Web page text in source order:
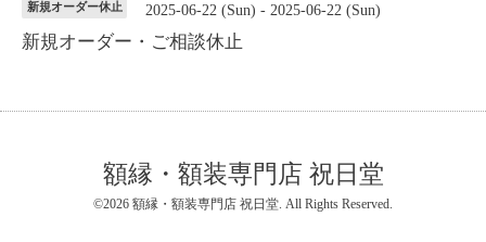
新規オーダー休止 2025-06-22 (Sun) - 2025-06-22 (Sun)
新規オーダー・ご相談休止
額縁・額装専門店 祝日堂
©2026 額縁・額装専門店 祝日堂 . All Rights Reserved.